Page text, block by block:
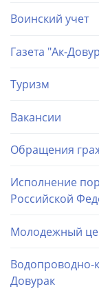
Воинский учет
Газета "Ак-
Туризм
Вакансии
Обращения
Исполнение
Российской
Молодежный
Водопроводно-
Довурак